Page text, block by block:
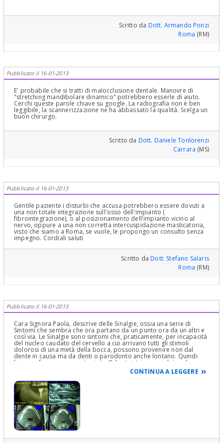
Scritto da Dott. Armando Ponzi
Roma (RM)
Pubblicato il 16-01-2013
E' probabile che si tratti di malocclusione dentale. Manovre di
"stretching mandibolare dinamico" potrebbero esserle di aiuto.
Cerchi queste parole chiave su google. La radiografia non è ben
leggibile, la scannerizzazione ne ha abbassato la qualità. Scelga un
buon chirurgo.
Scritto da Dott. Daniele Tonlorenzi
Carrara (MS)
Pubblicato il 16-01-2013
Gentile paziente i disturbi che accusa potrebbero essere dovuti a
una non totale integrazione sull'osso dell'impianto (
fibrointegrazione), o al posizionamento dell'impianto vicino al
nervo, oppure a una non corretta intercuspidazione masticatoria,
visto che siamo a Roma, se vuole, le propongo un consulto senza
impegno. Cordiali saluti
Scritto daDott. Stefano Salaris
Roma (RM)
Pubblicato il 16-01-2013
Cara Signora Paola, descrive delle Sinalgie, ossia una serie di
Sintomi che sembra che ora partano da un punto ora da un altri e
così via. Le Sinalgie sono sintomi che, praticamente, per incapacità
del nucleo caudato del cervello a cui arrivano tutti gli stimoli
dolorosi di una metà della bocca, possono provenire non dal
dente in causa ma da denti o parodonto anche lontano. Quindi
bisogna fare una accurata visita Odontoiatrica completa ed
accurata. Poi una visita Gnatologica e conservativo-endodontica
accurata ed una visita Parodontale e stia certa che si arriva ad una
diagnosi. Tenga inoltre presente che la visita Odontoiatrica deve
essere totale.Questa plurispecialità, ripeto e non mi stancherò mai
di ripeterlo, della visita che comprenda anche un sondaggio
parodontale totale e completo, deve essere parte costante in
qualsiasi Visita anche solo Generica Odontoiatrica per qualsiasi
motivo sia stata fatta e che in genere non viene mai fatta, invece,
purtroppo, specie nei centri Low Cost! Non si procede per tentativi
ma una terapia la si imposta solo dopo una Diagnosi ed una
possono essere parodontali o stomatologici di patologie orali,
CONTINUA A LEGGERE